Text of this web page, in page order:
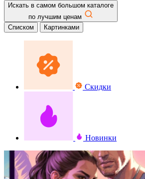
Искать в самом большом каталоге
по лучшим ценам
Списком
Картинками
Скидки
Новинки